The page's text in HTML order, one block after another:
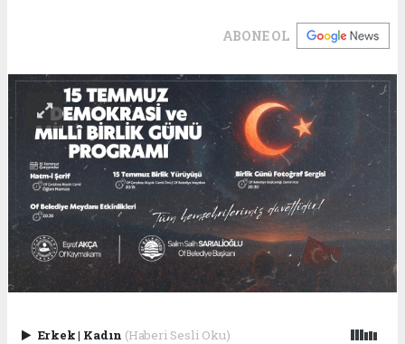
ABONE OL
Erkek| Kadın (Haberi Sesli Oku)